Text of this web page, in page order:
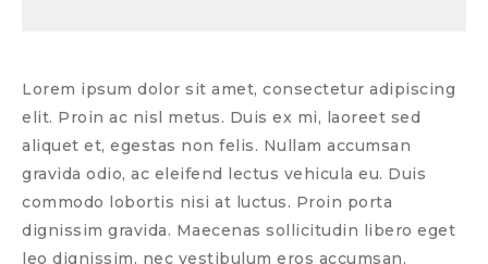
Lorem ipsum dolor sit amet, consectetur adipiscing
elit. Proin ac nisl metus. Duis ex mi, laoreet sed
aliquet et, egestas non felis. Nullam accumsan
gravida odio, ac eleifend lectus vehicula eu. Duis
commodo lobortis nisi at luctus. Proin porta
dignissim gravida. Maecenas sollicitudin libero eget
leo dignissim, nec vestibulum eros accumsan.